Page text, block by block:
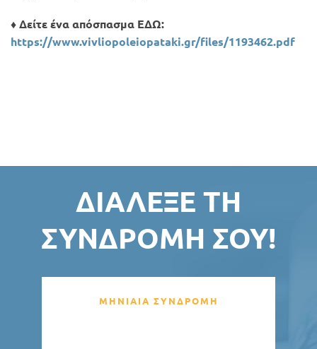
♦ Δείτε ένα απόσπασμα ΕΔΩ:
https://www.vivliopoleiopataki.gr/files/1193462.pdf
ΔΙΆΛΕΞΕ ΤΗ
ΣΥΝΔΡΟΜΉ ΣΟΥ!
ΜΗΝΙΑΙΑ ΣΥΝΔΡΟΜΗ